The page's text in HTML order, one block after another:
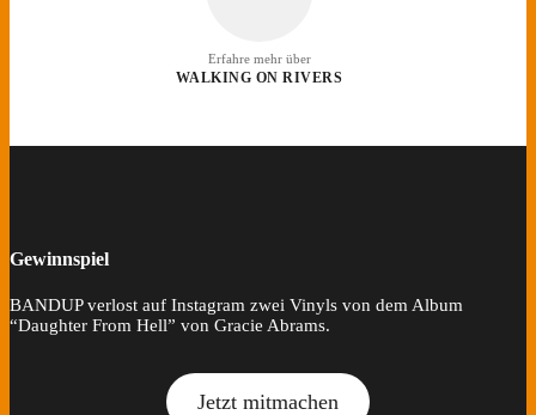
Erfahre mehr über
WALKING ON RIVERS
Gewinnspiel
BANDUP verlost auf Instagram zwei Vinyls von dem Album
“Daughter From Hell” von Gracie Abrams.
Jetzt mitmachen